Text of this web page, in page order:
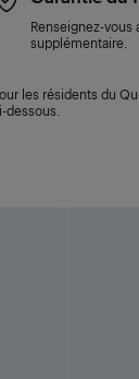
Renseignez-vous
supplémentaire.
les résidents du
dessous.